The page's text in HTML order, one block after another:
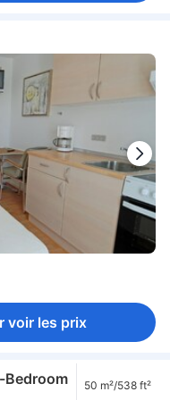
voir les prix
Bedroom
50 m²/538 ft²